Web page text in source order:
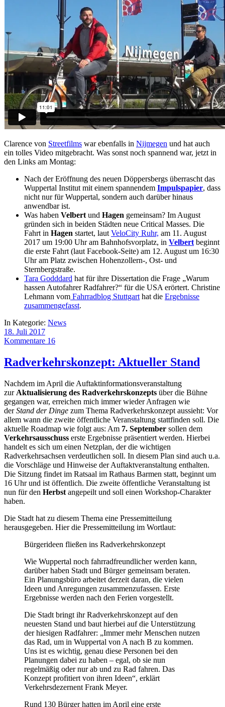
Clarence von Streetfilms war ebenfalls in Nijmegen und hat auch
ein tolles Video mitgebracht. Was sonst noch spannend war, jetzt in
den Links am Montag:
Nach der Eröffnung des neuen Döppersbergs überrascht das
Wuppertal Institut mit einem spannendem Impulspapier, dass
nicht nur für Wuppertal, sondern auch darüber hinaus
anwendbar ist.
Was haben Velbert und Hagen gemeinsam? Im August
gründen sich in beiden Städten neue Critical Masses. Die
Fahrt in Hagen startet, laut VeloCity Ruhr, am 11. August
2017 um 19:00 Uhr am Bahnhofsvorplatz, in Velbert beginnt
die erste Fahrt (laut Facebook-Seite) am 12. August um 16:30
Uhr am Platz zwischen Hohenzollern-, Ost- und
Sternbergstraße.
Tara Godddard hat für ihre Dissertation die Frage „Warum
hassen Autofahrer Radfahrer?“ für die USA erörtert. Christine
Lehmann vom Fahrradblog Stuttgart hat die Ergebnisse
zusammengefasst.
In Kategorie: News
18. Juli 2017
Kommentare 16
Radverkehrskonzept: Aktueller Stand
Nachdem im April die Auftaktinformationsveranstaltung
zur Aktualisierung des Radverkehrskonzepts über die Bühne
gegangen war, erreichen mich immer wieder Anfragen wie
derStand der Dinge zum Thema Radverkehrskonzept aussieht: Vor
allem wann die zweite öffentliche Veranstaltung stattfinden soll. Die
aktuelle Roadmap wie folgt aus: Am 7. September sollen dem
Verkehrsausschuss erste Ergebnisse präsentiert werden. Hierbei
handelt es sich um einen Netzplan, der die wichtigen
Radverkehrsachsen verdeutlichen soll. In diesem Plan sind auch u.a.
die Vorschläge und Hinweise der Auftaktveranstaltung enthalten.
Die Sitzung findet im Ratsaal im Rathaus Barmen statt, beginnt um
16 Uhr und ist öffentlich. Die zweite öffentliche Veranstaltung ist
nun für den Herbst angepeilt und soll einen Workshop-Charakter
haben.
Die Stadt hat zu diesem Thema eine Pressemitteilung
herausgegeben. Hier die Pressemitteilung im Wortlaut:
Bürgerideen fließen ins Radverkehrskonzept
Wie Wuppertal noch fahrradfreundlicher werden kann,
darüber haben Stadt und Bürger gemeinsam beraten.
Ein Planungsbüro arbeitet derzeit daran, die vielen
Ideen und Anregungen zusammenzufassen. Erste
Ergebnisse werden nach den Ferien vorgestellt.
Die Stadt bringt ihr Radverkehrskonzept auf den
neuesten Stand und baut hierbei auf die Unterstützung
der hiesigen Radfahrer: „Immer mehr Menschen nutzen
das Rad, um in Wuppertal von A nach B zu kommen.
Uns ist es wichtig, genau diese Personen bei den
Planungen dabei zu haben – egal, ob sie nun
regelmäßig oder nur ab und zu Rad fahren. Das
Konzept profitiert von ihren Ideen“, erklärt
Verkehrsdezernent Frank Meyer.
Rund 130 Bürger hatten im April eine erste